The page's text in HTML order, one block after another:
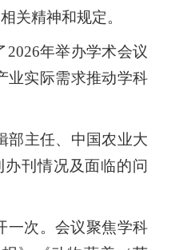
关精神和规定。
年举办学术会议
业实际需求推动学科
部主任、中国农业大
刊情况及面临的问
一次。会议聚焦学科